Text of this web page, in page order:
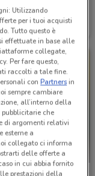
12
Utilizzando
per i tuoi acquisti
Tutto questo è
effettuate in base alle
collegate,
Per fare questo,
raccolti a tale fine.
conPartnersin
sempre cambiare
all’interno della
pubblicitarie che
di argomenti relativi
esterne a
collegato ci informa
delle offerte a
in cui abbia fornito
prestazioni della